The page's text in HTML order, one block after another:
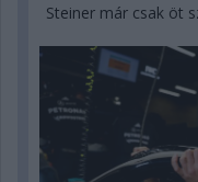
Steiner már csak öt